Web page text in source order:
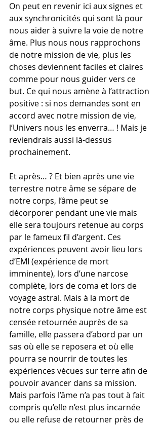
On peut en revenir ici aux signes et
aux synchronicités qui sont là pour
nous aider à suivre la voie de notre
âme. Plus nous nous rapprochons
de notre mission de vie, plus les
choses deviennent faciles et claires
comme pour nous guider vers ce
but. Ce qui nous amène à l’attraction
positive : si nos demandes sont en
accord avec notre mission de vie,
l’Univers nous les enverra… ! Mais je
reviendrais aussi là-dessus
prochainement.
Et après… ? Et bien après une vie
terrestre notre âme se sépare de
notre corps, l’âme peut se
décorporer pendant une vie mais
elle sera toujours retenue au corps
par le fameux fil d’argent. Ces
expériences peuvent avoir lieu lors
d’EMI (expérience de mort
imminente), lors d’une narcose
complète, lors de coma et lors de
voyage astral. Mais à la mort de
notre corps physique notre âme est
censée retournée auprès de sa
famille, elle passera d’abord par un
sas où elle se reposera et où elle
pourra se nourrir de toutes les
expériences vécues sur terre afin de
pouvoir avancer dans sa mission.
Mais parfois l’âme n’a pas tout à fait
compris qu’elle n’est plus incarnée
ou elle refuse de retourner près de